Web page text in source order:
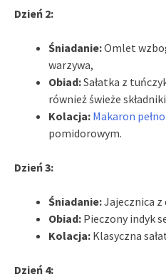
Dzień 2:
Śniadanie:Omlet
warzywa,
Obiad:Sałatka z
również świeże
Kolacja: Makaron
pomidorowym.
Dzień 3:
Śniadanie:Jajecznica
Obiad: Pieczony indyk
Kolacja: Klasyczna
Dzień 4: